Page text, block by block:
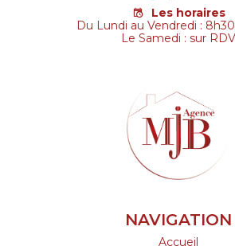
Les horaires
Du Lundi au Vendredi :
Le Samedi : sur RDV
NAVIGATION
Accueil